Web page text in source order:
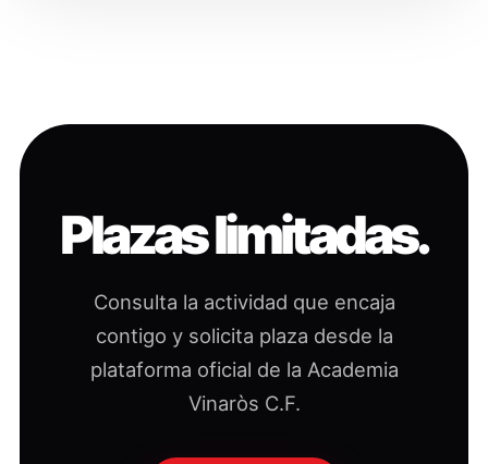
Plazas limitadas.
Consulta la actividad que encaja
contigo y solicita plaza desde la
plataforma oficial de la Academia
Vinaròs C.F.